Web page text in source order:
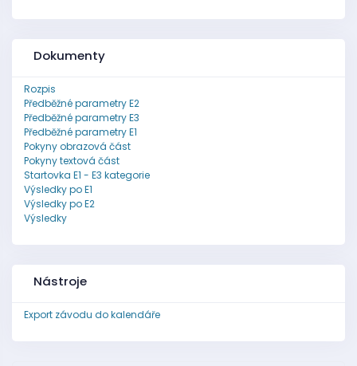
Dokumenty
Rozpis
Předběžné parametry E2
Předběžné parametry E3
Předběžné parametry E1
Pokyny obrazová část
Pokyny textová část
Startovka E1 - E3 kategorie
Výsledky po E1
Výsledky po E2
Výsledky
Nástroje
Export závodu do kalendáře